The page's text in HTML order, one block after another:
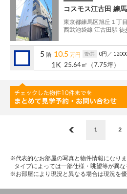
コスモス江古田 練
東京都練馬区旭丘１丁
西武池袋線 江古田駅 徒
5 階 10.5 万円 管/共 0円 ／
1K 25.64㎡ （7.75坪）
1 2
※代表的なお部屋の写真と物件情報になりま
タイプによっては一部仕様・眺望等が異な
※お部屋により現況と異なる場合は現況を優